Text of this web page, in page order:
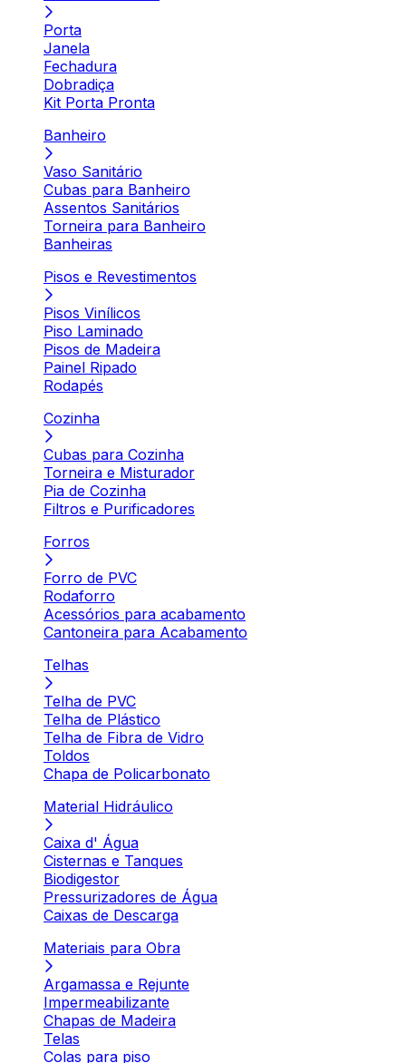
Porta
Janela
Fechadura
Dobradiça
Kit Porta Pronta
Banheiro
Vaso Sanitário
Cubas para Banheiro
Assentos Sanitários
Torneira para Banheiro
Banheiras
Pisos e Revestimentos
Pisos Vinílicos
Piso Laminado
Pisos de Madeira
Painel Ripado
Rodapés
Cozinha
Cubas para Cozinha
Torneira e Misturador
Pia de Cozinha
Filtros e Purificadores
Forros
Forro de PVC
Rodaforro
Acessórios para acabamento
Cantoneira para Acabamento
Telhas
Telha de PVC
Telha de Plástico
Telha de Fibra de Vidro
Toldos
Chapa de Policarbonato
Material Hidráulico
Caixa d' Água
Cisternas e Tanques
Biodigestor
Pressurizadores de Água
Caixas de Descarga
Materiais para Obra
Argamassa e Rejunte
Impermeabilizante
Chapas de Madeira
Telas
Colas para piso